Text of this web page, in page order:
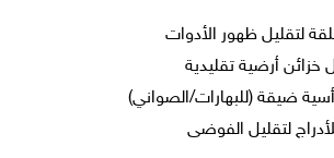
لتقليل ظهور الأدوات
خزائن أرضية تقليدية
ضيقة (للبهارات/الصواني)
لتقليل الفوضى